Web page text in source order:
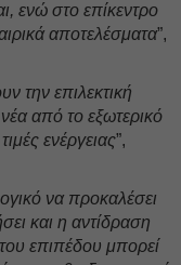
ενώ στο επίκεντρο
αποτελέσματα”,
την επιλεκτική
από το εξωτερικό
ενέργειας”,
να προκαλέσει
και η αντίδραση
επιπέδου μπορεί